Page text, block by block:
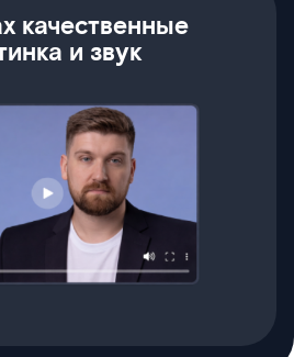
качественные
и звук